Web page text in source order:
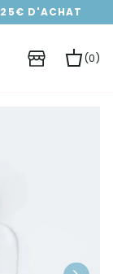
25€ D'ACHAT
(0)